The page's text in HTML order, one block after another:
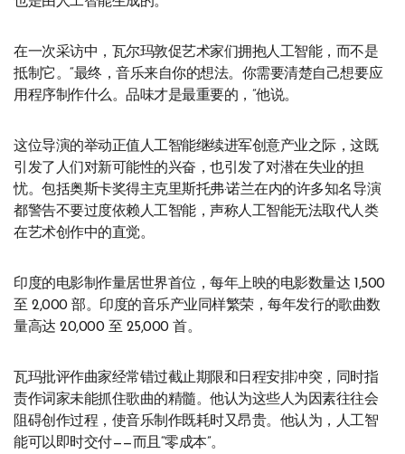
在一次采访中，瓦尔玛敦促艺术家们拥抱人工智能，而不是
抵制它。“最终，音乐来自你的想法。你需要清楚自己想要应
用程序制作什么。品味才是最重要的，”他说。
这位导演的举动正值人工智能继续进军创意产业之际，这既
引发了人们对新可能性的兴奋，也引发了对潜在失业的担
忧。包括奥斯卡奖得主克里斯托弗·诺兰在内的许多知名导演
都警告不要过度依赖人工智能，声称人工智能无法取代人类
在艺术创作中的直觉。
印度的电影制作量居世界首位，每年上映的电影数量达 1,500
至 2,000 部。印度的音乐产业同样繁荣，每年发行的歌曲数
量高达 20,000 至 25,000 首。
瓦玛批评作曲家经常错过截止期限和日程安排冲突，同时指
责作词家未能抓住歌曲的精髓。他认为这些人为因素往往会
阻碍创作过程，使音乐制作既耗时又昂贵。他认为，人工智
能可以即时交付——而且“零成本”。